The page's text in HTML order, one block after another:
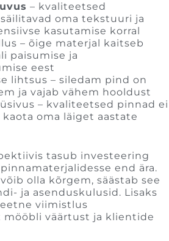
– kvaliteetsed
oma tekstuuri ja
kasutamise korral
– õige materjal kaitseb
paisumise ja
eest
lihtsus – siledam pind on
ja vajab vähem hooldust
– kvaliteetsed pinnad ei
oma läiget aastate
tasub investeering
end ära.
olla kõrgem, säästab see
ja asenduskulusid. Lisaks
viimistlus
mööbli väärtust ja klientide